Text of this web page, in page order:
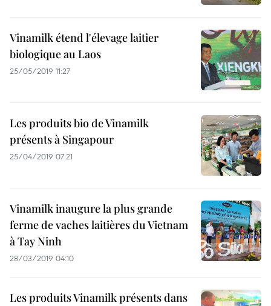
Vinamilk étend l'élevage laitier
biologique au Laos
25/05/2019 11:27
Les produits bio de Vinamilk
présents à Singapour
25/04/2019 07:21
Vinamilk inaugure la plus grande
ferme de vaches laitières du Vietnam
à Tay Ninh
28/03/2019 04:10
Les produits Vinamilk présents dans